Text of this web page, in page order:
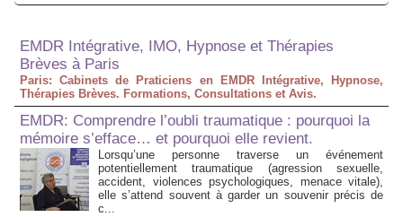
EMDR Intégrative, IMO, Hypnose et Thérapies
Brèves à Paris
Paris: Cabinets de Praticiens en EMDR Intégrative, Hypnose,
Thérapies Brèves. Formations, Consultations et Avis.
EMDR: Comprendre l’oubli traumatique : pourquoi la
mémoire s’efface… et pourquoi elle revient.
Lorsqu’une personne traverse un événement
potentiellement traumatique (agression sexuelle,
accident, violences psychologiques, menace vitale),
elle s’attend souvent à garder un souvenir précis de
c...